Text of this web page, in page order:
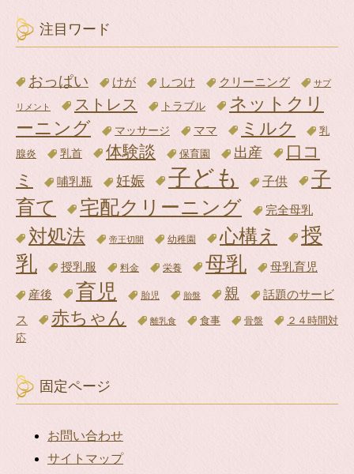
注目ワード
おっぱい けが しつけ クリーニング サプ
リメント ストレス トラブル
ネットクリ
ーニング
マッサージ ママ ミルク
乳
腺炎
乳首 体験談 保育園 出産
口コ
ミ
哺乳瓶 妊娠 子ども 子供
子
育て
宅配クリーニング 完全母乳
対処法 帝王切開 幼稚園 心構え
授
乳
授乳服 料金 栄養 母乳 母乳育児
産後 育児 胎児 胎盤 親
話題のサービ
ス
赤ちゃん 離乳食 食事 骨盤
２４時間対
応
固定ページ
お問い合わせ
サイトマップ